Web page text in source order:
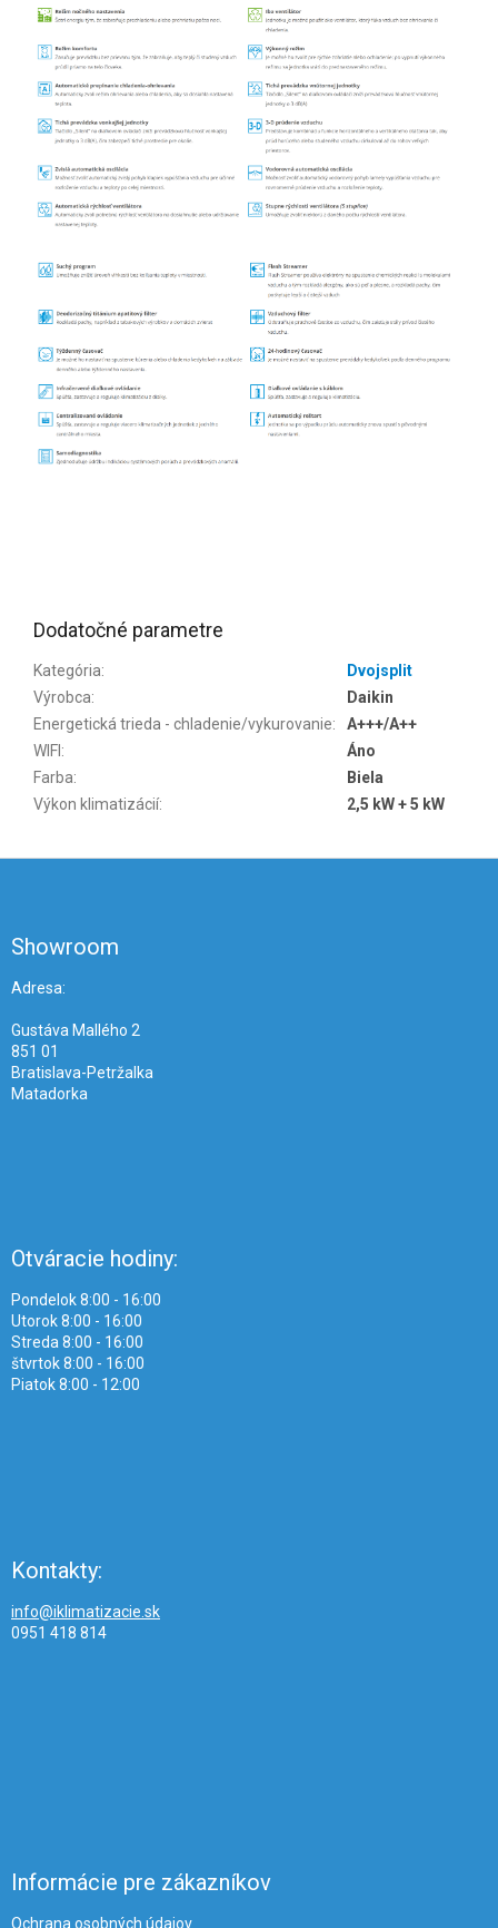
Dodatočné parametre
Kategória:
Dvojsplit
Výrobca:
Daikin
Energetická trieda - chladenie/vykurovanie:
A+++/A++
WIFI :
Áno
Farba:
Biela
Výkon klimatizácií: 2,5 kW + 5 kW
Showroom
Adresa:
Gustáva Mallého 2
851 01
Bratislava-Petržalka
Matadorka
Otváracie hodiny:
Pondelok 8:00 - 16:00
Utorok 8:00 - 16:00
Streda 8:00 - 16:00
štvrtok 8:00 - 16:00
Piatok 8:00 - 12:00
Kontakty:
info@iklimatizacie.sk
0951 418 814
Informácie pre zákazníkov
Ochrana osobných údajov